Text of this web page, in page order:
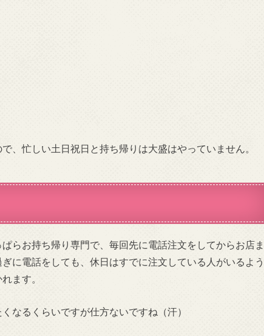
、忙しい土日祝日と持ち帰りは大盛はやっていません。
らお持ち帰り専門で、毎回先に電話注文をしてからお店ま
に電話をしても、休日はすでに注文している人がいるよう
ます。
なるくらいですが仕方ないですね（汗）